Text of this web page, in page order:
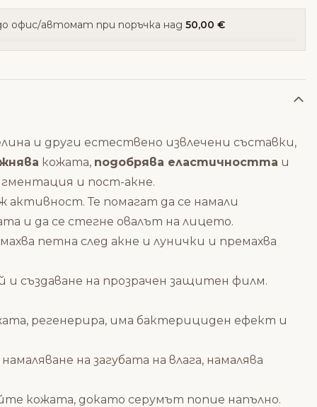
офис/автомат при поръчка над 50,00 €
и други естествено извлечени съставки,
кожата, подобрява еластичността и
и пост-акне.
Те помагат да се намали
и да се стегне овалът на лицето.
петна след акне и лунички и премахва
и създаване на прозрачен защитен филм.
регенерира, има бактерициден ефект и
на загубата на влага, намалява
кожата, докато серумът попие напълно.